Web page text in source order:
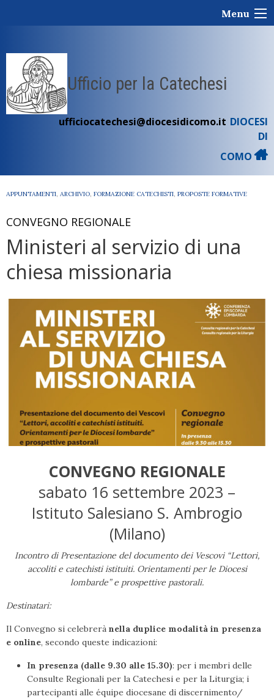
Menu
Ufficio per la Catechesi
ufficiocatechesi@diocesidicomo.it DIOCESI
DI
COMO
APPUNTAMENTI, ARCHIVIO, FORMAZIONE CATECHISTI, PROPOSTE FORMATIVE
CONVEGNO REGIONALE
Ministeri al servizio di una
chiesa missionaria
CONVEGNO REGIONALE
sabato 16 settembre 2023 –
Istituto Salesiano S. Ambrogio
(Milano)
Incontro di Presentazione del documento dei Vescovi “Lettori,
accoliti e catechisti istituiti. Orientamenti per le Diocesi
lombarde” e prospettive pastorali.
Destinatari:
Il Convegno si celebrerà nella duplice modalità in presenza
e online, secondo queste indicazioni:
In presenza (dalle 9.30 alle 15.30): per i membri delle
Consulte Regionali per la Catechesi e per la Liturgia; i
partecipanti alle équipe diocesane di discernimento/